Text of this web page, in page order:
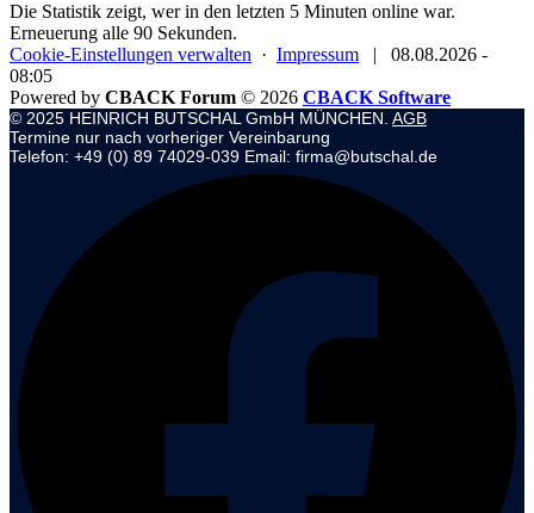
Die Statistik zeigt, wer in den letzten 5 Minuten online war.
Erneuerung alle 90 Sekunden.
Cookie-Einstellungen verwalten · Impressum |
08.08.2026 -
08:05
Powered by CBACK Forum © 2026 CBACK Software
© 2025 HEINRICH BUTSCHAL GmbH MÜNCHEN. AGB
Termine nur nach vorheriger Vereinbarung
Telefon: +49 (0) 89 74029-039 Email: firma@butschal.de